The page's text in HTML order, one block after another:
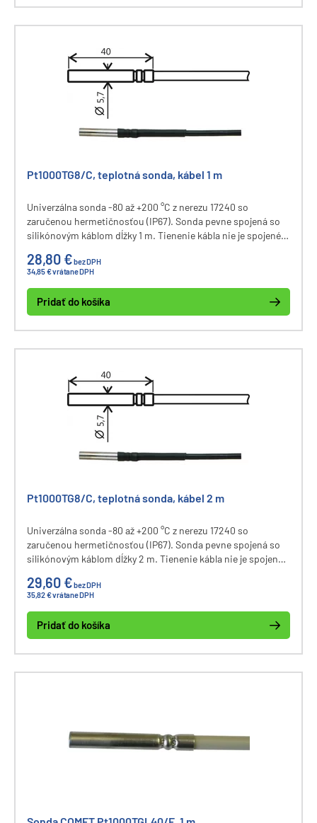
Pt1000TG8/C, teplotná sonda, kábel 1 m
Univerzálna sonda -80 až +200 °C z nerezu 17240 so
zaručenou hermetičnosťou (IP67). Sonda pevne spojená so
silikónovým káblom dĺžky 1 m. Tienenie kábla nie je spojené s
28,80 €bez DPH
34,85 € vrátane DPH
Pridať do košíka
Pt1000TG8/C, teplotná sonda, kábel 2 m
Univerzálna sonda -80 až +200 °C z nerezu 17240 so
zaručenou hermetičnosťou (IP67). Sonda pevne spojená so
silikónovým káblom dĺžky 2 m. Tienenie kábla nie je spojené s
29,60 €bez DPH
35,82 € vrátane DPH
Pridať do košíka